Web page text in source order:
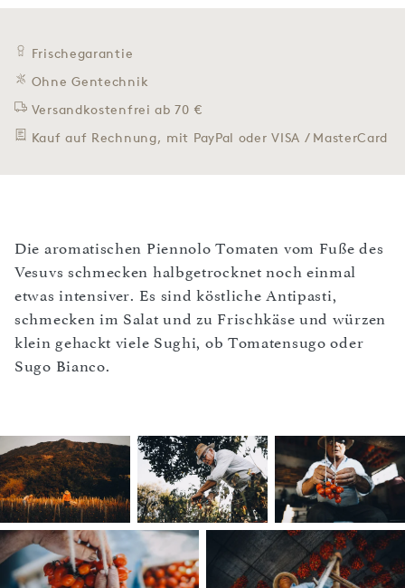
Frischegarantie
Ohne Gentechnik
Versandkostenfrei ab 70 €
Kauf auf Rechnung, mit PayPal oder VISA / MasterCard
Die aromatischen Piennolo Tomaten vom Fuße des
Vesuvs schmecken halbgetrocknet noch einmal
etwas intensiver. Es sind köstliche Antipasti,
schmecken im Salat und zu Frischkäse und würzen
klein gehackt viele Sughi, ob Tomatensugo oder
Sugo Bianco.